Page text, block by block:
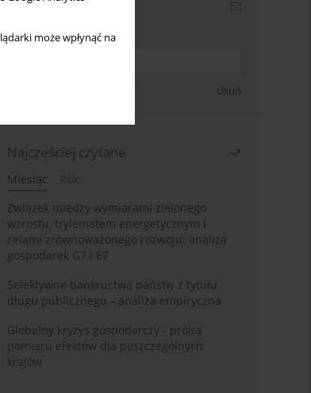
może wpłynąć na
Newsletter
Wpisz swój adres email
Usuń
Najczęściej czytane
Miesiąc
Związek między wymiarami zielonego
wzrostu, trylematem energetycznym i
celami zrównoważonego rozwoju: analiza
gospodarek G7 i E7
Selektywne bankructwa państw z tytułu
długu publicznego – analiza empiryczna
Globalny kryzys gospodarczy - próba
pomiaru efektów dla poszczególnych
krajów